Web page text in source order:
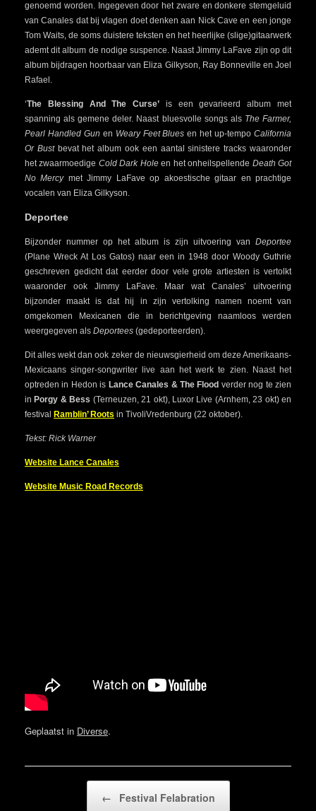
genoemd worden. Ingegeven door het zware en donkere stemgeluid
van Canales dat bij vlagen doet denken aan Nick Cave en een jonge
Tom Waits, de soms duistere teksten en het heerlijke (slige)gitaarwerk
ademt dit album de nodige suspence. Naast Jimmy LaFave zijn op dit
album bijdragen hoorbaar van Eliza Gilkyson, Ray Bonneville en Joel
Rafael.
‘The Blessing And The Curse’ is een gevarieerd album met
spanning als gemene deler. Naast bluesvolle songs als The Farmer,
Pearl Handled Gun en Weary Feet Blues en het up-tempoCalifornia
Or Bustbevat het album ook een aantal sinistere tracks waaronder
het zwaarmoedige Cold Dark Holeen het onheilspellende Death Got
No Mercy met Jimmy LaFave op akoestische gitaar en prachtige
vocalen van Eliza Gilkyson.
Deportee
Bijzonder nummer op het album is zijn uitvoering van Deportee
(Plane Wreck At Los Gatos) naar een in 1948 door Woody Guthrie
geschreven gedicht dat eerder door vele grote artiesten is vertolkt
waaronder ook Jimmy LaFave. Maar wat Canales’ uitvoering
bijzonder maakt is dat hij in zijn vertolking namen noemt van
omgekomen Mexicanen die in berichtgeving naamloos werden
weergegeven als Deportees (gedeporteerden).
Dit alles wekt dan ook zeker de nieuwsgierheid om deze Amerikaans-
Mexicaans singer-songwriter live aan het werk te zien. Naast het
optreden in Hedon is Lance Canales & The Flood verder nog te zien
inPorgy & Bess (Terneuzen, 21 okt), Luxor Live (Arnhem, 23 okt) en
festival Ramblin’ Roots in TivoliVredenburg (22 oktober).
Tekst: Rick Warner
Website Lance Canales
Website Music Road Records
Geplaatst in Diverse.
← Festival Felabration